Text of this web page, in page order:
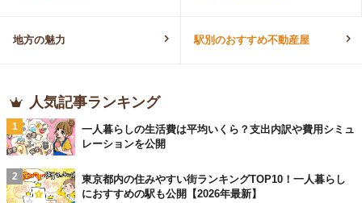
地方の魅力 駅別のおすすめ不動産屋
人気記事ランキング
1
一人暮らしの生活費は平均いくら？支出内訳や費用シミュ
レーションを公開
2
東京都内の住みやすい街ランキングTOP10！一人暮らし
におすすめの駅も公開【2026年最新】